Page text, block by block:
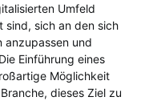
Umfeld
sind, sich an den sich
anzupassen und
Einführung eines
Möglichkeit
dieses Ziel zu